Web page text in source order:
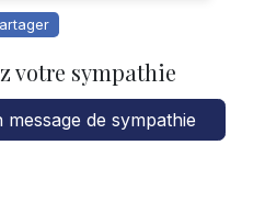
votre sympathie
message de sympathie